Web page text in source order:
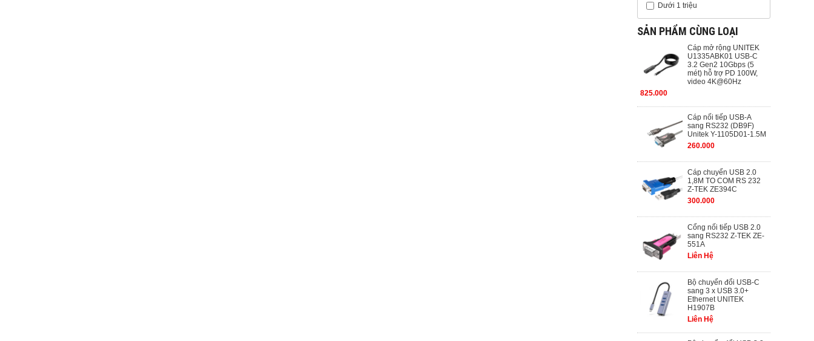
Dưới 1 triệu
SẢN PHẨM CÙNG LOẠI
Cáp mở rộng UNITEK
U1335ABK01 USB-C
3.2 Gen2 10Gbps (5
mét) hỗ trợ PD 100W,
video 4K@60Hz
825.000
Cáp nối tiếp USB-A
sang RS232 (DB9F)
Unitek Y-1105D01-1.5M
260.000
Cáp chuyển USB 2.0
1,8M TO COM RS 232
Z-TEK ZE394C
300.000
Cổng nối tiếp USB 2.0
sang RS232 Z-TEK ZE-
551A
Liên Hệ
Bộ chuyển đổi USB-C
sang 3 x USB 3.0+
Ethernet UNITEK
H1907B
Liên Hệ